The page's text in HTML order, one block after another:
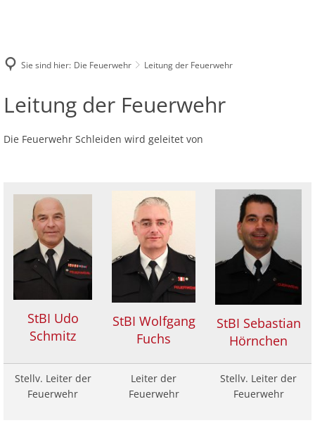
Löschzug 1
Löschzug Schleiden
Löschgruppe Oberhausen
Löschzug 2
Löschzug Gemünd
Online-Archiv Florian Schleiden
Sie sind hier: Die Feuerwehr Leitung der Feuerwehr
Leitung
der
Leitung der Feuerwehr
Die Feuerwehr Schleiden wird geleitet von
StBI Udo
Schmitz
StBI Wolfgang
Fuchs
StBI Sebastian
Hörnchen
Stellv. Leiter der
Feuerwehr
Leiter der
Feuerwehr
Stellv. Leiter der
Feuerwehr